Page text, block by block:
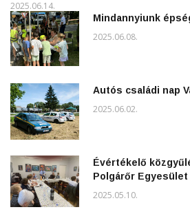
2025.06.14.
Mindannyiunk
2025.06.08.
Autós családi nap
2025.06.02.
Évértékelő
Polgárőr Egyesület
2025.05.10.